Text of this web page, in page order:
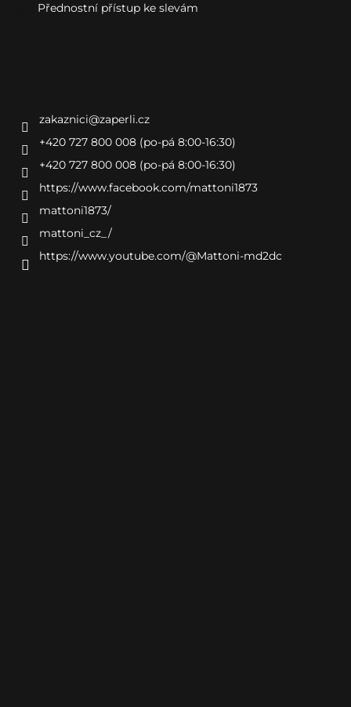
Přednostní přístup ke slevám
zakaznici@zaperli.cz
+420 727 800 008 (po-pá 8:00-16:30)
+420 727 800 008 (po-pá 8:00-16:30)
https://www.facebook.com/mattoni1873
mattoni1873/
mattoni_cz_/
https://www.youtube.com/@Mattoni-md2dc